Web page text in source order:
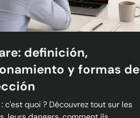
definición,
y formas de
c'est quoi ? Découvrez tout sur les